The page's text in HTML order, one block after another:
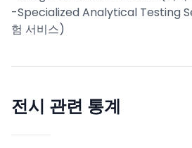
-Specialized Analytical Testing
험 서비스)
전시 관련 통계